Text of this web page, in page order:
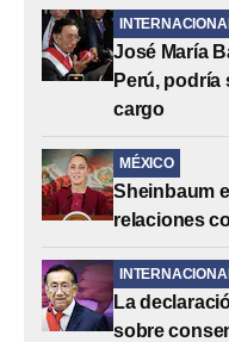
José María
Perú, podría
cargo
MÉXICO
Sheinbaum
relaciones
La
sobre